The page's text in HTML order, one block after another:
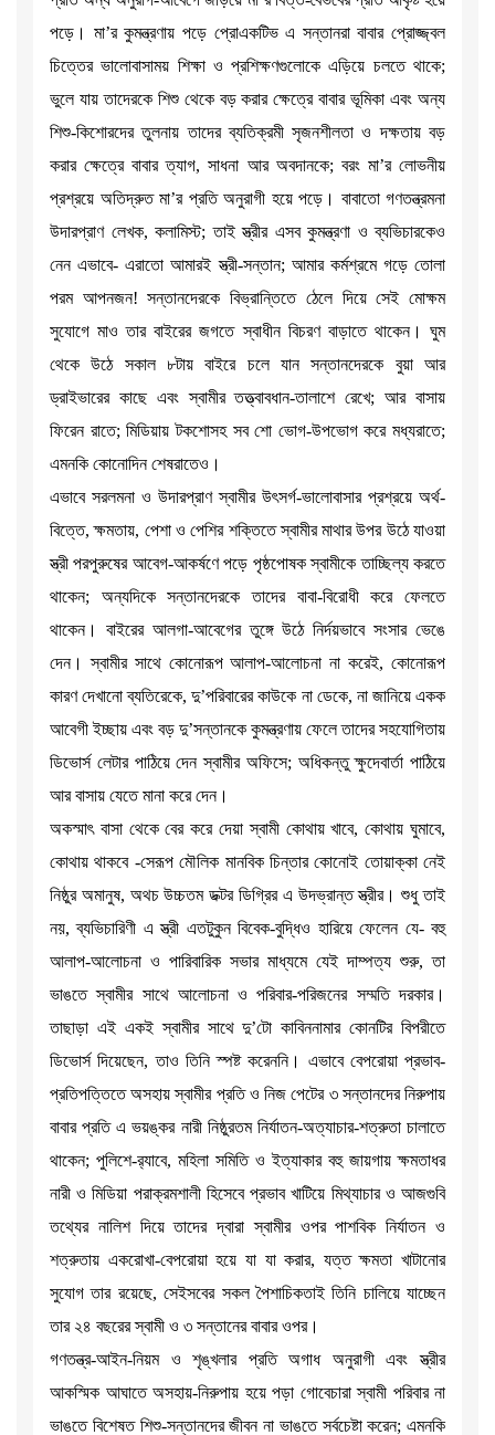
পড়ে। মা’র কুমন্ত্রণায় পড়ে প্রোএকটিভ এ সন্তানরা বাবার প্রোজ্জ্বল
চিত্তের ভালোবাসাময় শিক্ষা ও প্রশিক্ষণগুলোকে এড়িয়ে চলতে থাকে;
ভুলে যায় তাদেরকে শিশু থেকে বড় করার ক্ষেত্রে বাবার ভূমিকা এবং অন্য
শিশু-কিশোরদের তুলনায় তাদের ব্যতিক্রমী সৃজনশীলতা ও দক্ষতায় বড়
করার ক্ষেত্রে বাবার ত্যাগ, সাধনা আর অবদানকে; বরং মা’র লোভনীয়
প্রশ্রয়ে অতিদ্রুত মা’র প্রতি অনুরাগী হয়ে পড়ে। বাবাতো গণতন্ত্রমনা
উদারপ্রাণ লেখক, কলামিস্ট; তাই স্ত্রীর এসব কুমন্ত্রণা ও ব্যভিচারকেও
নেন এভাবে- এরাতো আমারই স্ত্রী-সন্তান; আমার কর্মশ্রমে গড়ে তোলা
পরম আপনজন! সন্তানদেরকে বিভ্রান্তিতে ঠেলে দিয়ে সেই মোক্ষম
সুযোগে মাও তার বাইরের জগতে স্বাধীন বিচরণ বাড়াতে থাকেন। ঘুম
থেকে উঠে সকাল ৮টায় বাইরে চলে যান সন্তানদেরকে বুয়া আর
ড্রাইভারের কাছে এবং স্বামীর তত্ত্বাবধান-তালাশে রেখে; আর বাসায়
ফিরেন রাতে; মিডিয়ায় টকশোসহ সব শো ভোগ-উপভোগ করে মধ্যরাতে;
এমনকি কোনোদিন শেষরাতেও।
এভাবে সরলমনা ও উদারপ্রাণ স্বামীর উৎসর্গ-ভালোবাসার প্রশ্রয়ে অর্থ-
বিত্তে, ক্ষমতায়, পেশা ও পেশির শক্তিতে স্বামীর মাথার উপর উঠে যাওয়া
স্ত্রী পরপুরুষের আবেগ-আকর্ষণে পড়ে পৃষ্ঠপোষক স্বামীকে তাচ্ছিল্য করতে
থাকেন; অন্যদিকে সন্তানদেরকে তাদের বাবা-বিরোধী করে ফেলতে
থাকেন। বাইরের আলগা-আবেগের তুঙ্গে উঠে নির্দয়ভাবে সংসার ভেঙে
দেন। স্বামীর সাথে কোনোরূপ আলাপ-আলোচনা না করেই, কোনোরূপ
কারণ দেখানো ব্যতিরেকে, দু’পরিবারের কাউকে না ডেকে, না জানিয়ে একক
আবেগী ইচ্ছায় এবং বড় দু’সন্তানকে কুমন্ত্রণায় ফেলে তাদের সহযোগিতায়
ডিভোর্স লেটার পাঠিয়ে দেন স্বামীর অফিসে; অধিকন্তু ক্ষুদেবার্তা পাঠিয়ে
আর বাসায় যেতে মানা করে দেন।
অকস্মাৎ বাসা থেকে বের করে দেয়া স্বামী কোথায় খাবে, কোথায় ঘুমাবে,
কোথায় থাকবে -সেরূপ মৌলিক মানবিক চিন্তার কোনোই তোয়াক্কা নেই
নিষ্ঠুর অমানুষ, অথচ উচ্চতম ডক্টর ডিগ্রির এ উদভ্রান্ত স্ত্রীর। শুধু তাই
নয়, ব্যভিচারিণী এ স্ত্রী এতটুকুন বিবেক-বুদ্ধিও হারিয়ে ফেলেন যে- বহু
আলাপ-আলোচনা ও পারিবারিক সভার মাধ্যমে যেই দাম্পত্য শুরু, তা
ভাঙতে স্বামীর সাথে আলোচনা ও পরিবার-পরিজনের সম্মতি দরকার।
তাছাড়া এই একই স্বামীর সাথে দু’টো কাবিননামার কোনটির বিপরীতে
ডিভোর্স দিয়েছেন, তাও তিনি স্পষ্ট করেননি। এভাবে বেপরোয়া প্রভাব-
প্রতিপত্তিতে অসহায় স্বামীর প্রতি ও নিজ পেটের ৩ সন্তানদের নিরুপায়
বাবার প্রতি এ ভয়ঙ্কর নারী নিষ্ঠুরতম নির্যাতন-অত্যাচার-শত্রুতা চালাতে
থাকেন; পুলিশে-র‌্যাবে, মহিলা সমিতি ও ইত্যাকার বহু জায়গায় ক্ষমতাধর
নারী ও মিডিয়া পরাক্রমশালী হিসেবে প্রভাব খাটিয়ে মিথ্যাচার ও আজগুবি
তথ্যের নালিশ দিয়ে তাদের দ্বারা স্বামীর ওপর পাশবিক নির্যাতন ও
শত্রুতায় একরোখা-বেপরোয়া হয়ে যা যা করার, যত্ত ক্ষমতা খাটানোর
সুযোগ তার রয়েছে, সেইসবের সকল পৈশাচিকতাই তিনি চালিয়ে যাচ্ছেন
তার ২৪ বছরের স্বামী ও ৩ সন্তানের বাবার ওপর।
গণতন্ত্র-আইন-নিয়ম ও শৃঙ্খলার প্রতি অগাধ অনুরাগী এবং স্ত্রীর
আকস্মিক আঘাতে অসহায়-নিরুপায় হয়ে পড়া গোবেচারা স্বামী পরিবার না
ভাঙতে বিশেষত শিশু-সন্তানদের জীবন না ভাঙতে সর্বচেষ্টা করেন; এমনকি